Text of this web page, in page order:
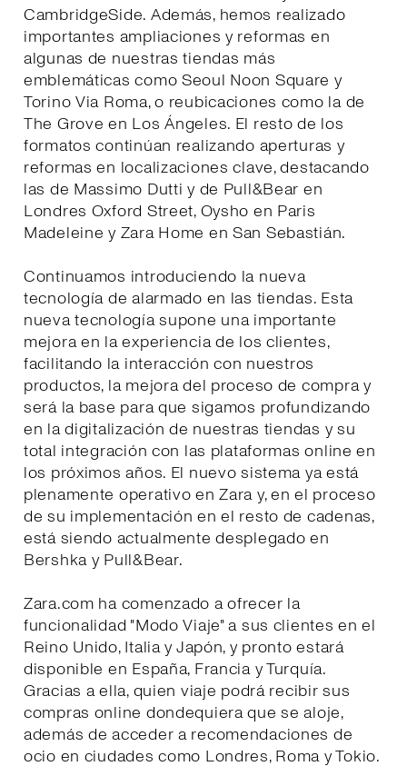
CambridgeSide. Además, hemos realizado
importantes ampliaciones y reformas en
algunas de nuestras tiendas más
emblemáticas como Seoul Noon Square y
Torino Via Roma, o reubicaciones como la de
The Grove en Los Ángeles. El resto de los
formatos continúan realizando aperturas y
reformas en localizaciones clave, destacando
las de Massimo Dutti y de Pull&Bear en
Londres Oxford Street, Oysho en Paris
Madeleine y Zara Home en San Sebastián.
Continuamos introduciendo la nueva
tecnología de alarmado en las tiendas. Esta
nueva tecnología supone una importante
mejora en la experiencia de los clientes,
facilitando la interacción con nuestros
productos, la mejora del proceso de compra y
será la base para que sigamos profundizando
en la digitalización de nuestras tiendas y su
total integración con las plataformas online en
los próximos años. El nuevo sistema ya está
plenamente operativo en Zara y, en el proceso
de su implementación en el resto de cadenas,
está siendo actualmente desplegado en
Bershka y Pull&Bear.
Zara.com ha comenzado a ofrecer la
funcionalidad "Modo Viaje" a sus clientes en el
Reino Unido, Italia y Japón, y pronto estará
disponible en España, Francia y Turquía.
Gracias a ella, quien viaje podrá recibir sus
compras online dondequiera que se aloje,
además de acceder a recomendaciones de
ocio en ciudades como Londres, Roma y Tokio.